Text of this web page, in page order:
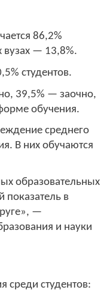
86,2%
вузах — 13,8%.
студентов.
39,5% — заочно,
обучения.
среднего
В них обучаются
образовательных
в
—
и науки
среди студентов: